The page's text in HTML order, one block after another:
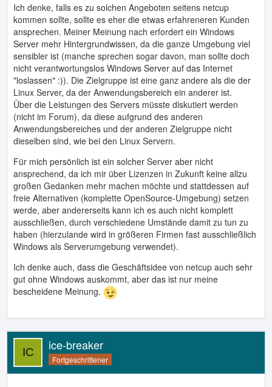
Ich denke, falls es zu solchen Angeboten seitens netcup
kommen sollte, sollte es eher die etwas erfahreneren Kunden
ansprechen. Meiner Meinung nach erfordert ein Windows
Server mehr Hintergrundwissen, da die ganze Umgebung viel
sensibler ist (manche sprechen sogar davon, man sollte doch
nicht verantwortungslos Windows Server auf das Internet
"loslassen" :)). Die Zielgruppe ist eine ganz andere als die der
Linux Server, da der Anwendungsbereich ein anderer ist.
Über die Leistungen des Servers müsste diskutiert werden
(nicht im Forum), da diese aufgrund des anderen
Anwendungsbereiches und der anderen Zielgruppe nicht
dieselben sind, wie bei den Linux Servern.
Für mich persönlich ist ein solcher Server aber nicht
ansprechend, da ich mir über Lizenzen in Zukunft keine allzu
großen Gedanken mehr machen möchte und stattdessen auf
freie Alternativen (komplette OpenSource-Umgebung) setzen
werde, aber andererseits kann ich es auch nicht komplett
ausschließen, durch verschiedene Umstände damit zu tun zu
haben (hierzulande wird in größeren Firmen fast ausschließlich
Windows als Serverumgebung verwendet).
Ich denke auch, dass die Geschäftsidee von netcup auch sehr
gut ohne Windows auskommt, aber das ist nur meine
bescheidene Meinung.
ice-breaker
Fortgeschrittener